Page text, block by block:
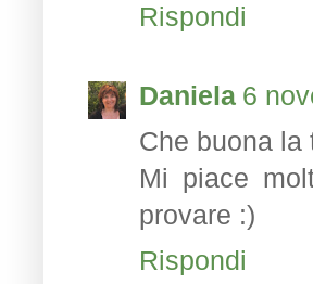
Rispondi
Daniela 6
Che buona la
Mi piace
provare :)
Rispondi